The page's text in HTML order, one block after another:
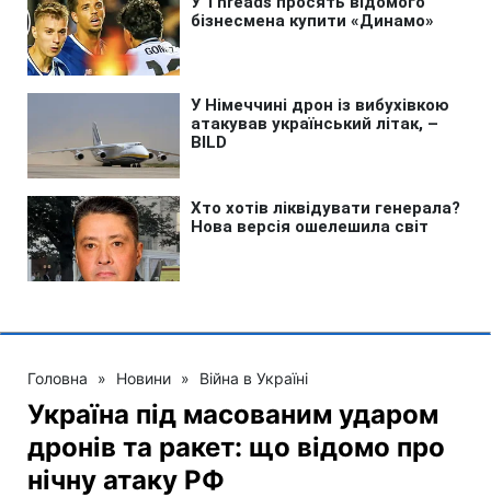
Головна » Новини » Війна в Україні
Україна під масованим ударом
дронів та ракет: що відомо про
нічну атаку РФ